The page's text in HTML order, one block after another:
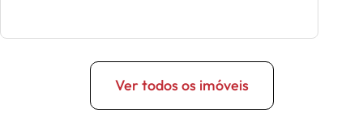
Ver todos os imóveis